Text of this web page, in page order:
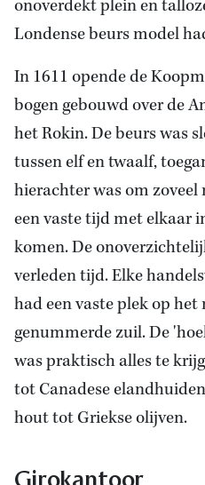
onoverdekt plein en
Londense beurs model
In 1611 opende de
bogen gebouwd over de
het Rokin. De beurs was
tussen elf en twaalf,
hierachter was om
een vaste tijd met elkaar
komen. De
verleden tijd. Elke
had een vaste plek op
genummerde zuil. De
was praktisch alles te
tot Canadese
hout tot Griekse olijven.
Girokantoor